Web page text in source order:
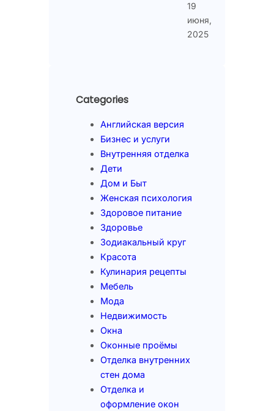
19
июня,
2025
Categories
Английская версия
Бизнес и услуги
Внутренняя отделка
Дети
Дом и Быт
Женская психология
Здоровое питание
Здоровье
Зодиакальный круг
Красота
Кулинария рецепты
Мебель
Мода
Недвижимость
Окна
Оконные проёмы
Отделка внутренних
стен дома
Отделка и
оформление окон